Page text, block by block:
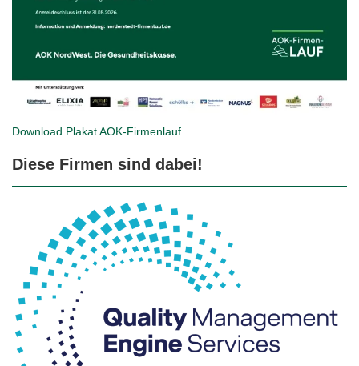
Download PlakatAOK-Firmenlauf
Diese Firmen sind dabei!